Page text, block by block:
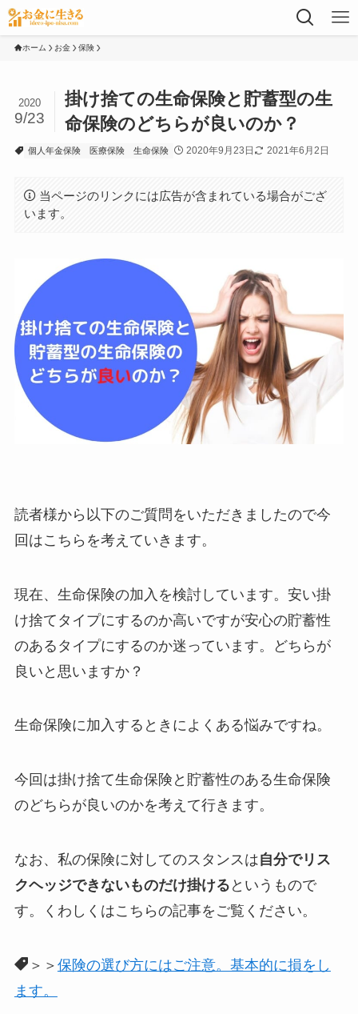
ホーム お金 保険
掛け捨ての生命保険と貯蓄型の生
命保険のどちらが良いのか？
2020
9/23
個人年金保険 医療保険 生命保険 2020年9月23日 2021年6月2日
当ページのリンクには広告が含まれている場合がござ
います。
読者様から以下のご質問をいただきましたので今
回はこちらを考えていきます。
現在、生命保険の加入を検討しています。安い掛
け捨てタイプにするのか高いですが安心の貯蓄性
のあるタイプにするのか迷っています。どちらが
良いと思いますか？
生命保険に加入するときによくある悩みですね。
今回は掛け捨て生命保険と貯蓄性のある生命保険
のどちらが良いのかを考えて行きます。
なお、私の保険に対してのスタンスは自分でリス
クヘッジできないものだけ掛ける というもので
す。くわしくはこちらの記事をご覧ください。
＞＞ 保険の選び方にはご注意。基本的に損をし
ます。